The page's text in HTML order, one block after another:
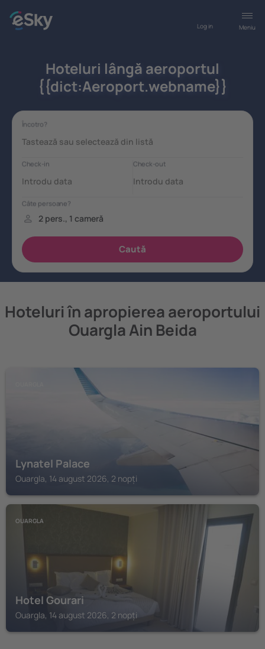
Meniu
Log in
Hoteluri lângă aeroportul
{{dict:Aeroport.webname}}
Hoteluri în apropierea aeroportului
Ouargla Ain Beida
Lynatel Palace
Ouargla, 14 august 2026, 2 nopți
OUARGLA
Hotel Gourari
Ouargla, 14 august 2026, 2 nopți